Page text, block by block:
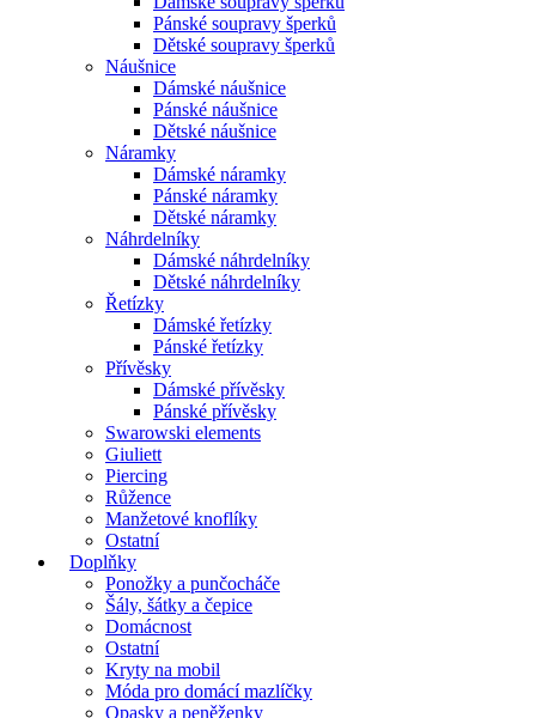
Pánské soupravy šperků
Dětské soupravy šperků
Náušnice
Dámské náušnice
Pánské náušnice
Dětské náušnice
Náramky
Dámské náramky
Pánské náramky
Dětské náramky
Náhrdelníky
Dámské náhrdelníky
Dětské náhrdelníky
Řetízky
Dámské řetízky
Pánské řetízky
Přívěsky
Dámské přívěsky
Pánské přívěsky
Swarowski elements
Giuliett
Piercing
Růžence
Manžetové knoflíky
Ostatní
Doplňky
Ponožky a punčocháče
Šály, šátky a čepice
Domácnost
Ostatní
Kryty na mobil
Móda pro domácí mazlíčky
Opasky a peněženky